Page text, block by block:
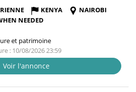
KENYA
NAIROBI
NEEDED
et patrimoine
: 10/08/2026 23:59
Voir l'annonce